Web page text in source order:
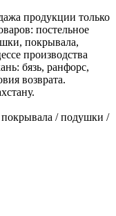
продукции только
постельное
покрывала,
производства
бязь, ранфорс,
возврата.
покрывала / подушки /